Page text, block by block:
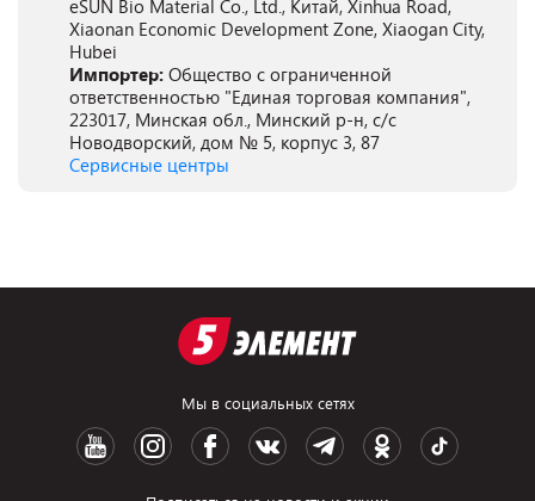
eSUN Bio Material Co., Ltd., Китай, Xinhua Road,
Xiaonan Economic Development Zone, Xiaogan City,
Hubei
Импортер: Общество с ограниченной
ответственностью "Единая торговая компания",
223017, Минская обл., Минский р-н, с/с
Новодворский, дом № 5, корпус 3, 87
Сервисные центры
Мы в социальных сетях